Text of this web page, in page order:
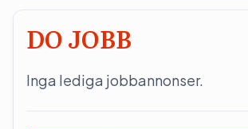
DO JOBB
Inga lediga jobbannonser.